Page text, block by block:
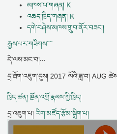
མཁས་པ་གཞན། K
འཆད་ཁྲིད་གཞན། K
དགེ་བཤེས་མཁས་གྲུབ་ནོར་བཟང་།
རྒྱས་པར་གཟིགས་་་་
དེ་ལས་མང་བ།...
དྲ་ཐོག་འཇུག་དུས། 2017 ལོའི་ཟླ་བ། AUG
ཁྲིད་ཚན། སྔོན་འགྲོ་རྣམས་ཀྱི་ཁྲིད།
དྲ་འཇུག་པ། རིག་མཛོད་རྩོམ་སྒྲིག་པ།